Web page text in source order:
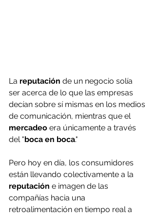
La reputación de un negocio solía
ser acerca de lo que las empresas
decían sobre sí mismas en los medios
de comunicación, mientras que el
mercadeo era únicamente a través
del "boca en boca."
Pero hoy en día, los consumidores
están llevando colectivamente a la
reputación e imagen de las
compañías hacia una
retroalimentación en tiempo real a